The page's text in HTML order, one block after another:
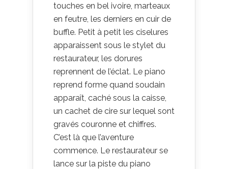
touches en bel ivoire, marteaux
en feutre, les derniers en cuir de
buffle. Petit à petit les ciselures
apparaissent sous le stylet du
restaurateur, les dorures
reprennent de l’éclat. Le piano
reprend forme quand soudain
apparaît, caché sous la caisse,
un cachet de cire sur lequel sont
gravés couronne et chiffres.
C’est là que l’aventure
commence. Le restaurateur se
lance sur la piste du piano